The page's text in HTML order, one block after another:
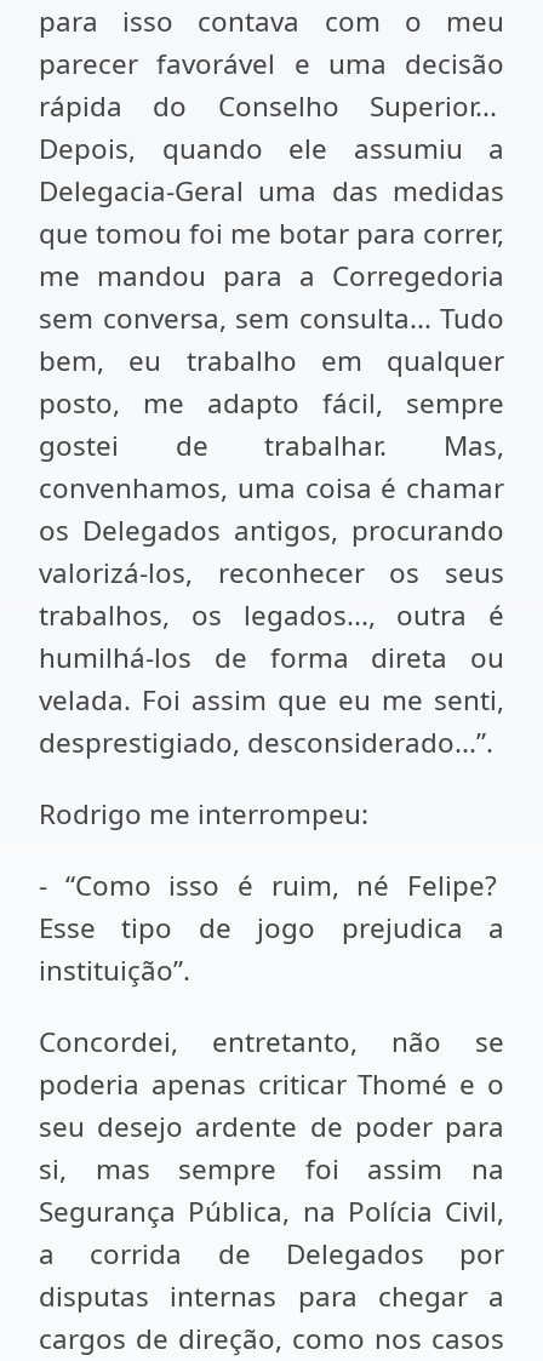
para isso contava com o meu
parecer favorável e uma decisão
rápida do Conselho Superior...
Depois, quando ele assumiu a
Delegacia-Geral uma das medidas
que tomou foi me botar para correr,
me mandou para a Corregedoria
sem conversa, sem consulta... Tudo
bem, eu trabalho em qualquer
posto, me adapto fácil, sempre
gostei de trabalhar. Mas,
convenhamos, uma coisa é chamar
os Delegados antigos, procurando
valorizá-los, reconhecer os seus
trabalhos, os legados..., outra é
humilhá-los de forma direta ou
velada. Foi assim que eu me senti,
desprestigiado, desconsiderado...”.
Rodrigo me interrompeu:
- “Como isso é ruim, né Felipe?
Esse tipo de jogo prejudica a
instituição”.
Concordei, entretanto, não se
poderia apenas criticar Thomé e o
seu desejo ardente de poder para
si, mas sempre foi assim na
Segurança Pública, na Polícia Civil,
a corrida de Delegados por
disputas internas para chegar a
cargos de direção, como nos casos